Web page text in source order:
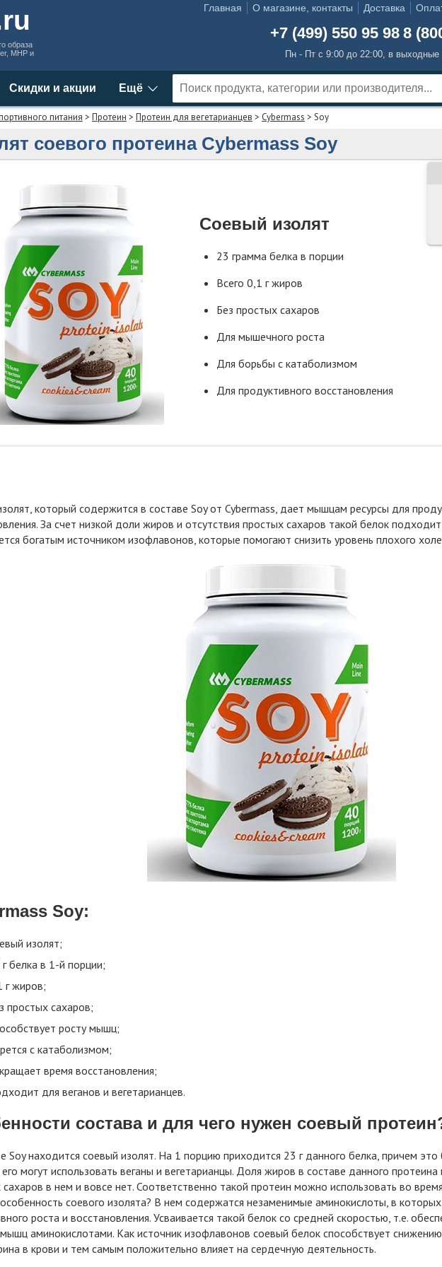
образа
MHP и
Главная О магазине, контакты Доставка
+7 (499) 550 95 98 8
Пн - Пт с 9:00 до 22:00, в выходные
Скидки и акции Ещё
питания > Протеин > Протеин для вегетарианцев > Cybermass > Soy
соевого протеина Cybermass Soy
Соевый изолят
23 грамма белка в порции
Всего 0,1 г жиров
Без простых сахаров
Для мышечного роста
Для борьбы с катаболизмом
Для продуктивного восстановления
который содержится в составе Soy от Cybermass, дает мышцам ресурсы для
За счет низкой доли жиров и отсутствия простых сахаров такой белок
богатым источником изофлавонов, которые помогают снизить уровень плохого
Soy:
изолят;
белка в 1-й порции;
г жиров;
простых сахаров;
росту мышц;
с катаболизмом;
время восстановления;
для веганов и вегетарианцев.
состава и для чего нужен соевый
Soy находится соевый изолят. На 1 порцию приходится 23 г данного белка, причем это
могут использовать веганы и вегетарианцы. Доля жиров в составе данного протеина
в нем и вовсе нет. Соответственно такой протеин можно использовать во
соевого изолята? В нем содержатся незаменимые аминокислоты, в
роста и восстановления. Усваивается такой белок со средней скоростью, т.е.
аминокислотами. Как источник изофлавонов соевый белок способствует
в крови и тем самым положительно влияет на сердечную деятельность.